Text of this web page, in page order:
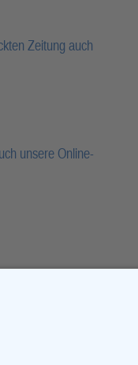
Zeitung auch
unsere Online-